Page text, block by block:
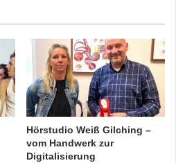
Hörstudio Weiß Gilching –
vom Handwerk zur
Digitalisierung